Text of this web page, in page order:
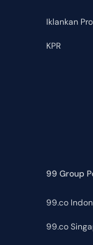
Iklankan
KPR
99 Group
99.co
99.co